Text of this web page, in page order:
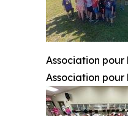
Association
Association